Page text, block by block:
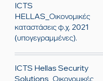
ICTS
HELLAS_Οικονομικές
καταστάσεις φ.χ. 2021
(υπογεγραμμένες).
ICTS Hellas Security
Solutions_Οικονομικές